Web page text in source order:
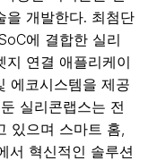
을 개발한다. 최첨단
에 결합한 실리
지 연결 애플리케이
에코시스템을 제공
실리콘랩스는 전
있으며 스마트 홈,
서 혁신적인 솔루션